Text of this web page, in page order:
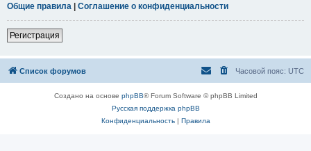
Общие правила | Соглашение о конфиденциальности
Регистрация
Список форумов Часовой пояс: UTC
Создано на основе phpBB® Forum Software © phpBB Limited
Русская поддержка phpBB
Конфиденциальность| Правила